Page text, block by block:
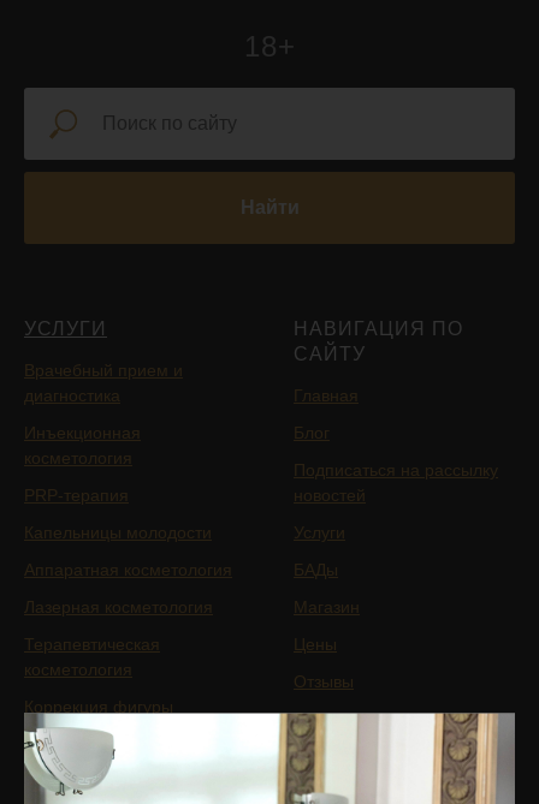
18+
Найти
УСЛУГИ
Врачебный прием и
диагностика
Инъекционная
косметология
PRP-терапия
Капельницы молодости
Аппаратная косметология
Лазерная косметология
Терапевтическая
косметология
Коррекция фигуры
Сочетанные протоколы
Мужская косметология
НАВИГАЦИЯ ПО
САЙТУ
Главная
Блог
Подписаться на рассылку
новостей
Услуги
БАДы
Магазин
Цены
Отзывы
Специалисты
О клинике
Оборудование